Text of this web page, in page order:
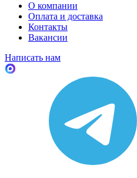
О компании
Оплата и доставка
Контакты
Вакансии
Написать нам